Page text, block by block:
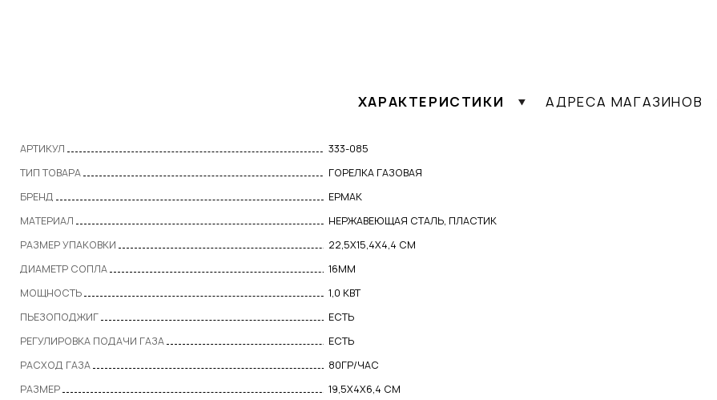
ХАРАКТЕРИСТИКИ
АРТИКУЛ
333-085
ТИП ТОВАРА
ГОРЕЛКА ГАЗОВАЯ
БРЕНД
ЕРМАК
МАТЕРИАЛ
НЕРЖАВЕЮЩАЯ СТАЛЬ, ПЛАСТИК
РАЗМЕР УПАКОВКИ
22,5X15,4X4,4 СМ
ДИАМЕТР СОПЛА
16ММ
МОЩНОСТЬ
1,0 КВТ
ПЬЕЗОПОДЖИГ
ЕСТЬ
РЕГУЛИРОВКА ПОДАЧИ ГАЗА
ЕСТЬ
РАСХОД ГАЗА
80ГР/ЧАС
РАЗМЕР
19,5Х4Х6,4 СМ
АДРЕСА МАГАЗИНОВ